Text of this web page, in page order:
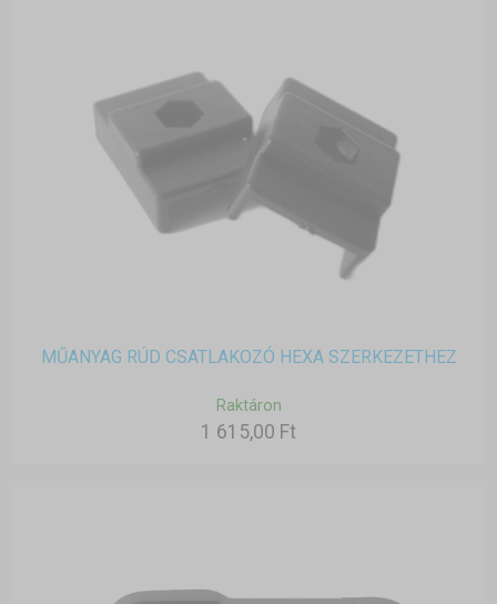
MŰANYAG RÚD CSATLAKOZÓ HEXA SZERKEZETHEZ
Raktáron
1 615,00 Ft